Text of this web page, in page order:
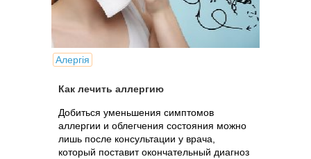
Алергія
Как лечить аллергию
Добиться уменьшения симптомов
аллергии и облегчения состояния можно
лишь после консультации у врача,
который поставит окончательный диагноз